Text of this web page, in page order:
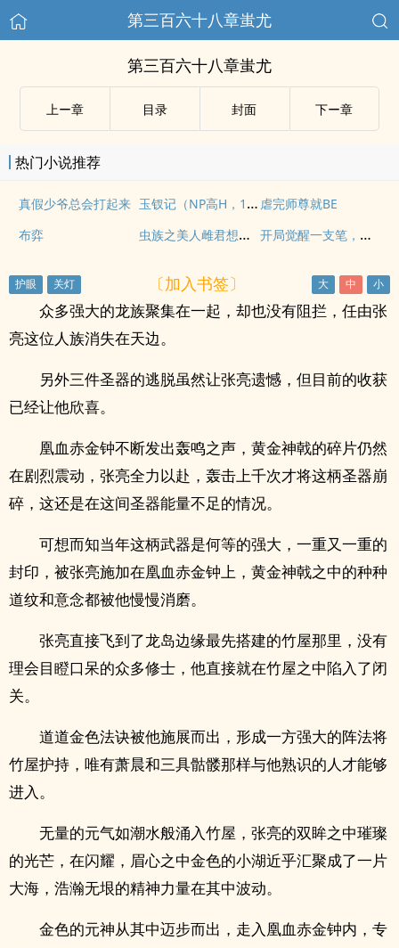
第三百六十八章蚩尤
第三百六十八章蚩尤
上ー章 目录 封面 下ー章
热门小说推荐
真假少爷总会打起来 玉钗记（NP高H，1V3） 虐完师尊就BE
布弈
虫族之美人雌君想养崽 开局觉醒一支笔，你管这叫废柴
〔加入书签〕
众多强大的龙族聚集在一起，却也没有阻拦，任由张
亮这位人族消失在天边。
另外三件圣器的逃脱虽然让张亮遗憾，但目前的收获
已经让他欣喜。
凰血赤金钟不断发出轰鸣之声，黄金神戟的碎片仍然
在剧烈震动，张亮全力以赴，轰击上千次才将这柄圣器崩
碎，这还是在这间圣器能量不足的情况。
可想而知当年这柄武器是何等的强大，一重又一重的
封印，被张亮施加在凰血赤金钟上，黄金神戟之中的种种
道纹和意念都被他慢慢消磨。
张亮直接飞到了龙岛边缘最先搭建的竹屋那里，没有
理会目瞪口呆的众多修士，他直接就在竹屋之中陷入了闭
关。
道道金色法诀被他施展而出，形成一方强大的阵法将
竹屋护持，唯有萧晨和三具骷髅那样与他熟识的人才能够
进入。
无量的元气如潮水般涌入竹屋，张亮的双眸之中璀璨
的光芒，在闪耀，眉心之中金色的小湖近乎汇聚成了一片
大海，浩瀚无垠的精神力量在其中波动。
金色的元神从其中迈步而出，走入凰血赤金钟内，专